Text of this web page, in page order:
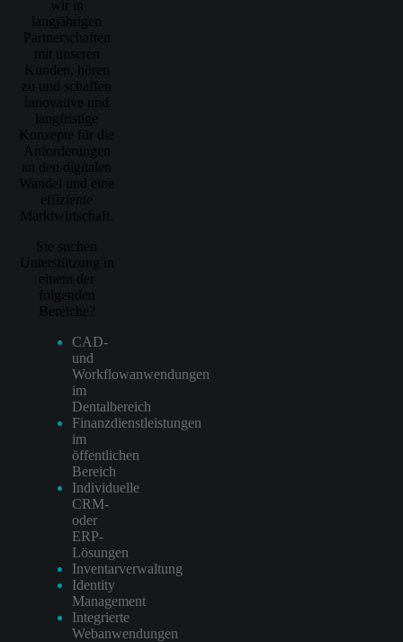
wir in
langjährigen
Partnerschaften
mit unseren
Kunden, hören
zu und schaffen
innovative und
langfristige
Konzepte für die
Anforderungen
an den digitalen
Wandel und eine
effiziente
Marktwirtschaft.
Sie suchen
Unterstützung in
einem der
folgenden
Bereiche?
CAD-
und
Workflowanwendungen
im
Dentalbereich
Finanzdienstleistungen
im
öffentlichen
Bereich
Individuelle
CRM-
oder
ERP-
Lösungen
Inventarverwaltung
Identity
Management
Integrierte
Webanwendungen